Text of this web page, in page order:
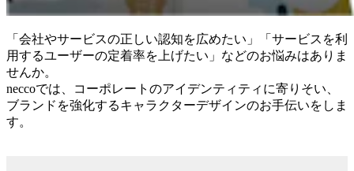
「会社やサービスの正しい認知を広めたい」「サービスを利
用するユーザーの定着率を上げたい」などのお悩みはありま
せんか。
neccoでは、コーポレートのアイデンティティに寄りそい、
ブランドを強化するキャラクターデザインのお手伝いをしま
す。